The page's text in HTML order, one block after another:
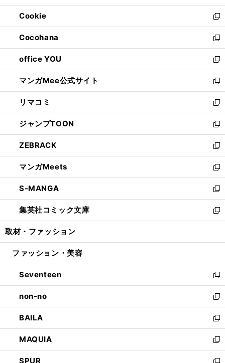
開
く
ウ
で
開
く
ン
ド
ウ
で
開
く
ウ
ィ
ン
ド
ウ
で
開
く
Cookie
新
し
い
ウ
ィ
ン
ド
ウ
で
開
く
Cocohana
新
し
い
ウ
ィ
ン
ド
ウ
で
開
く
office YOU
新
し
い
ウ
ィ
ン
ド
ウ
で
開
く
マンガMee公式サイト
新
し
い
ウ
ィ
ン
ド
ウ
で
開
く
リマコミ
新
し
い
ウ
ィ
ン
ド
ウ
で
開
く
ジャンプTOON
新
し
い
ウ
ィ
ン
ド
ウ
で
開
ZEBRACK
新
し
い
ウ
ィ
ン
ド
ウ
開
マンガMeets
新
し
い
ウ
ィ
ン
ウ
開
く
S-MANGA
新
し
い
ウ
ン
ウ
で
開
く
集英社コミック文庫
新
し
ウ
ン
ド
ウ
で
開
く
取材・ファッション
ファッション・美容
Seventeen
新
し
い
ウ
ィ
ン
ド
ウ
で
non-no
新
し
い
ウ
ィ
ン
BAILA
新
し
い
ウ
MAQUIA
新
し
SPUR